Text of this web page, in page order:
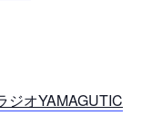
ジオYAMAGUTIC